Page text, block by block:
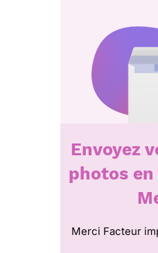
Envoyez
photos en
Merci Facteur